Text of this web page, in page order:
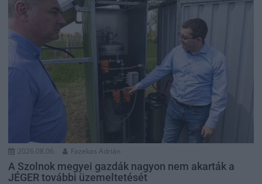
2026.08.06. Fazekas Adrián
A Szolnok megyei gazdák nagyon nem akarták a
JÉGER további üzemeltetését